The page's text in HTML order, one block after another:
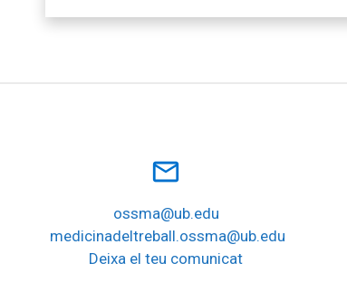
mail_outline
ossma@ub.edu
medicinadeltreball.ossma@ub.edu
Deixa el teu comunicat